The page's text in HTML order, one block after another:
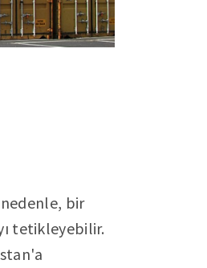
nedenle, bir
tetikleyebilir.